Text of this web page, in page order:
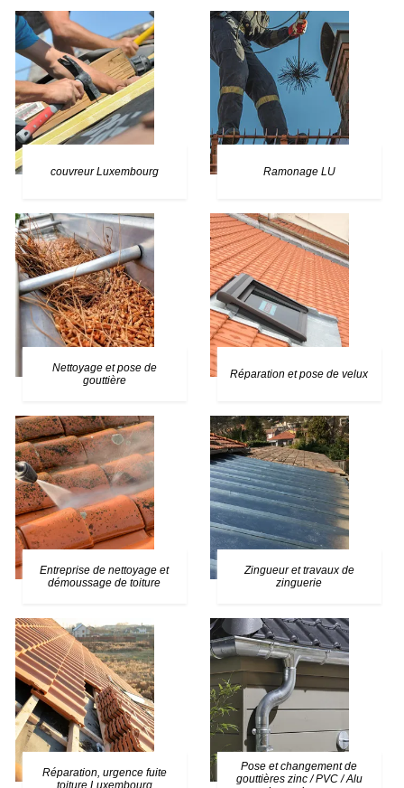
couvreur Luxembourg Ramonage LU
Nettoyage et pose de
gouttière
Réparation et pose de velux
Entreprise de nettoyage et
démoussage de toiture
Zingueur et travaux de
zinguerie
Réparation, urgence fuite
toiture Luxembourg
Pose et changement de
gouttières zinc / PVC / Alu